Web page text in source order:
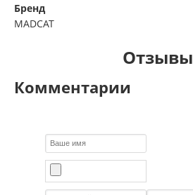
Бренд
MADCAT
Отзывы
Комментарии